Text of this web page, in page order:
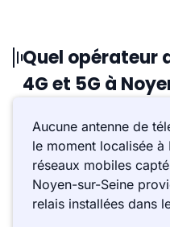
Quel opérateur
4G et 5G à
Aucune antenne de
le moment localisée à
réseaux mobiles
Noyen-sur-Seine
relais installées dans